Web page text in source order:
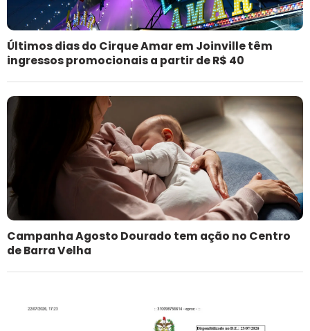
Últimos dias do Cirque Amar em Joinville têm
ingressos promocionais a partir de R$ 40
Campanha Agosto Dourado tem ação no Centro
de Barra Velha